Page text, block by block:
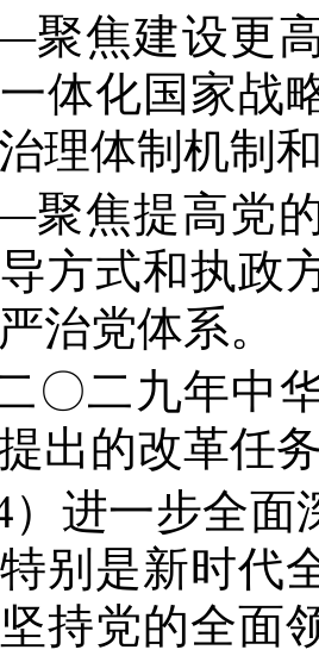
焦建设更高
体化国家战
理体制机制
焦提高党的
方式和执政
治党体系。
〇二九年中
出的改革任
4）进一步全
别是新时代
持党的全面